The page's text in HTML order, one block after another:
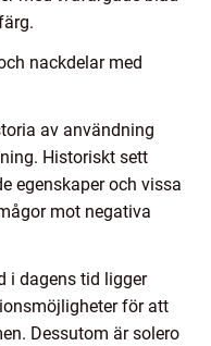
nackdelar med
av användning
Historiskt sett
egenskaper och vissa
mot negativa
i dagens tid ligger
för att
Dessutom är solero